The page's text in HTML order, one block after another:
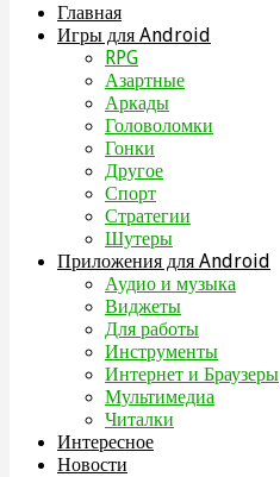
Главная
Игры для Android
RPG
Азартные
Аркады
Головоломки
Гонки
Другое
Спорт
Стратегии
Шутеры
Приложения для Android
Аудио и музыка
Виджеты
Для работы
Инструменты
Интернет и Браузеры
Мультимедиа
Читалки
Интересное
Новости